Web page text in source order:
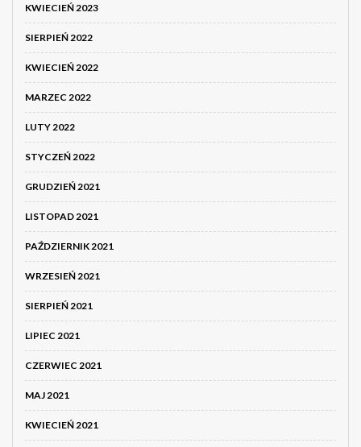
KWIECIEŃ 2023
SIERPIEŃ 2022
KWIECIEŃ 2022
MARZEC 2022
LUTY 2022
STYCZEŃ 2022
GRUDZIEŃ 2021
LISTOPAD 2021
PAŹDZIERNIK 2021
WRZESIEŃ 2021
SIERPIEŃ 2021
LIPIEC 2021
CZERWIEC 2021
MAJ 2021
KWIECIEŃ 2021